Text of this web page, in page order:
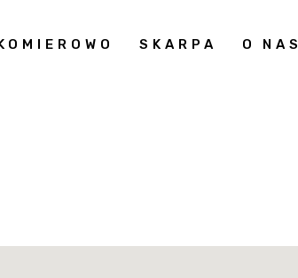
SKARPA O NAS